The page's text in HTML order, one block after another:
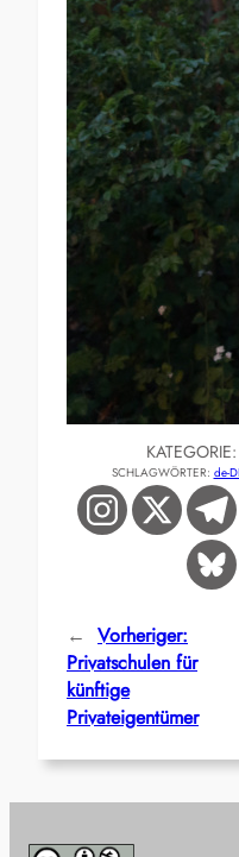
KATEGORIE:
SCHLAGWÖRTER: de-
← Vorheriger:
Privatschulen für
künftige
Privateigentümer